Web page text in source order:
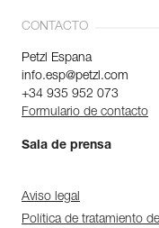
CONTACTO
Petzl Espana
info.esp@petzl.com
+34 935 952 073
Formulario de contacto
Sala de prensa
Aviso legal
Política de tratamiento